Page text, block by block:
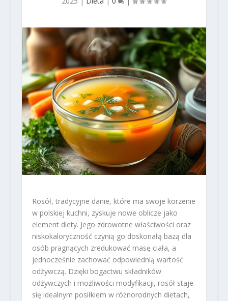
Rosół, tradycyjne danie, które ma swoje korzenie
w polskiej kuchni, zyskuje nowe oblicze jako
element diety. Jego zdrowotne właściwości oraz
niskokaloryczność czynią go doskonałą bazą dla
osób pragnących zredukować masę ciała, a
jednocześnie zachować odpowiednią wartość
odżywczą. Dzięki bogactwu składników
odżywczych i możliwości modyfikacji, rosół staje
się idealnym posiłkiem w różnorodnych dietach,